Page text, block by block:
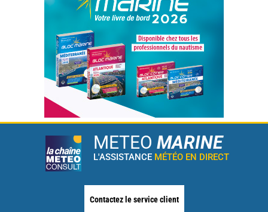
METEO MARINE
L'ASSISTANCE MÉTÉO EN DIRECT
Contactez le service client